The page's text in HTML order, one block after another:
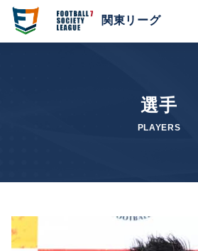
関東リーグ
選手
PLAYERS